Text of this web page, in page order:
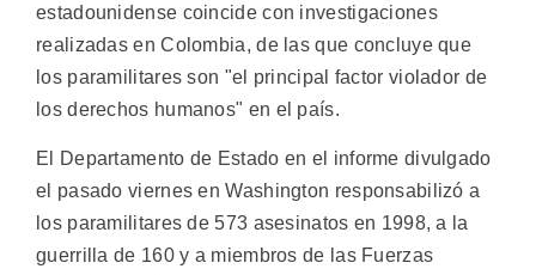
estadounidense coincide con investigaciones
realizadas en Colombia, de las que concluye que
los paramilitares son "el principal factor violador de
los derechos humanos" en el país.
El Departamento de Estado en el informe divulgado
el pasado viernes en Washington responsabilizó a
los paramilitares de 573 asesinatos en 1998, a la
guerrilla de 160 y a miembros de las Fuerzas